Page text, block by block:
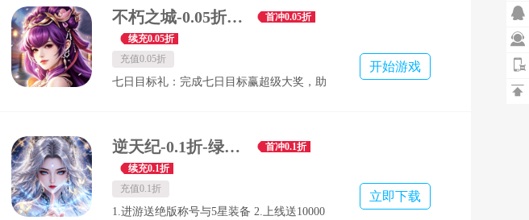
【真充红包】游戏内即可获取大量充值红
包，使用后获得丰富货币和VIP经验； 【七
日福利】轻松领取千万战力礼包，打怪升
级，快人一步； 【探索冒险】卡通风格画
不朽之城-0.05折开局送自选金将-混服
首冲0.05折
续充0.05折
充值0.05折
七日目标礼：完成七日目标赢超级大奖，助
登领红将：累积八天送不同红将、海量绑
元、天虎自选装备箱 等级突破礼：升级送材
料，丰厚资源送不停 签到领真充：每日签到
直领真充卡，连续签到更有惊喜大奖
开始游戏
逆天纪-0.1折-绿色服
首冲0.1折
续充0.1折
充值0.1折
1.进游送绝版称号与5星装备 2.上线送10000
立即下载



